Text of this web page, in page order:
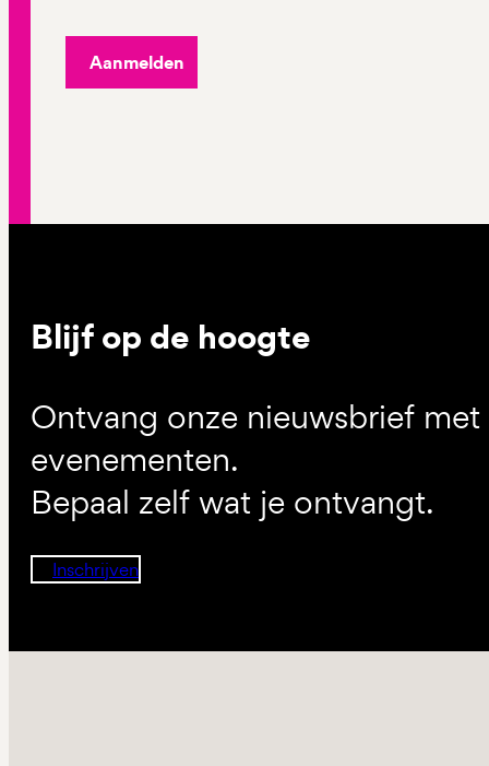
Aanmelden
Blijf op de hoogte
Ontvang onze nieuwsbrief
evenementen.
Bepaal zelf wat je ontvangt.
Inschrijven